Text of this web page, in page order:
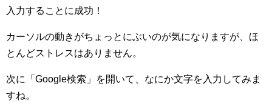
入力することに成功！
カーソルの動きがちょっとにぶいのが気になりますが、ほ
とんどストレスはありません。
次に「Google検索」を開いて、なにか文字を入力してみま
すね。